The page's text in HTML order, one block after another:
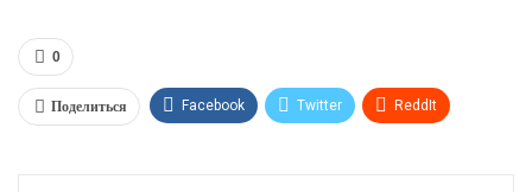
0
Поделиться Facebook Twitter ReddIt